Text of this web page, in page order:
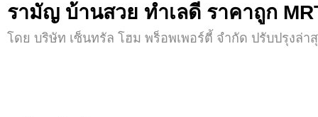
รามัญ บ้านสวย ทำเลดี ราคาถูก
โดย บริษัท เซ็นทรัล โฮม พร็อพเพอร์ตี้ จำกัด ปรับปรุงล่า